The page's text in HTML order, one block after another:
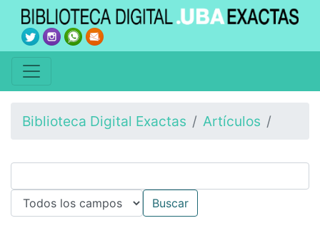
Biblioteca Digital Exactas Artículos